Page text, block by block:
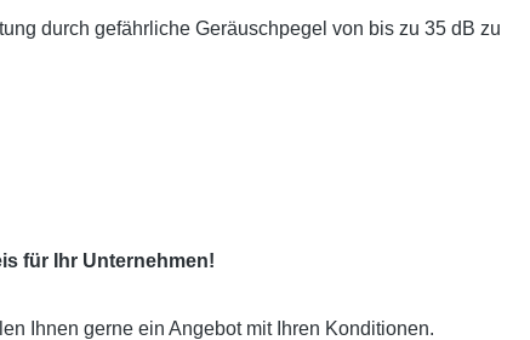
durch gefährliche Geräuschpegel von bis zu 35 dB zu
für Ihr Unternehmen!
Ihnen gerne ein Angebot mit Ihren Konditionen.